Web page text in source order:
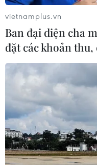
liệu phục vụ tìm
07/08/2026 12:30
Bảo mẫu tại cơ sở
nhận hành vi bạo
07/08/2026 12:27
Bảo đảm chính xác,
chuẩn tuyển sinh
vietnamplus.vn
Ban đại diện cha
đặt các khoản